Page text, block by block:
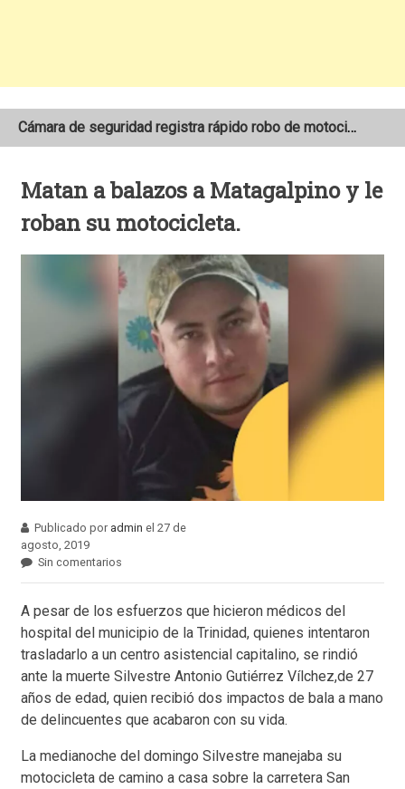
Cámara de seguridad registra rápido robo de motocicleta en el barrio Santo Domingo de Estelí
Adolescente fallece tras ser arrollado por un taxi frente a la COTRAN Norte en Estelí
Matan a balazos a Matagalpino y le
roban su motocicleta.
Publicado por admin el 27 de
agosto, 2019
Sin comentarios
A pesar de los esfuerzos que hicieron médicos del
hospital del municipio de la Trinidad, quienes intentaron
trasladarlo a un centro asistencial capitalino, se rindió
ante la muerte Silvestre Antonio Gutiérrez Vílchez,de 27
años de edad, quien recibió dos impactos de bala a mano
de delincuentes que acabaron con su vida.
La medianoche del domingo Silvestre manejaba su
motocicleta de camino a casa sobre la carretera San